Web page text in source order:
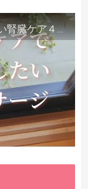
【毒出し】老廃物を身体に溜めない腎臓ケア４種をご紹介します。